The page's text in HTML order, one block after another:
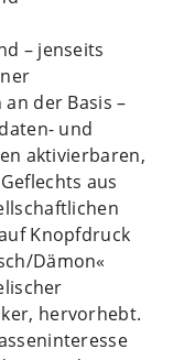
– jenseits
der Basis –
und
aktivierbaren,
aus
Knopfdruck
Dämon«
hervorhebt.